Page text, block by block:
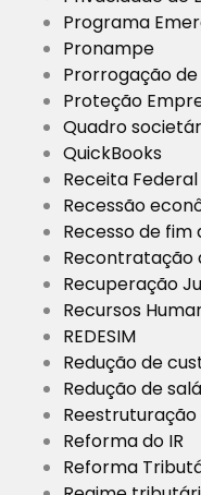
Programa
Pronampe
Prorrogação
Proteção
Quadro
QuickBooks
Receita Federal
Recessão
Recesso de fim
Recontratação
Recuperação
Recursos
REDESIM
Redução de
Redução de
Reforma do IR
Reforma